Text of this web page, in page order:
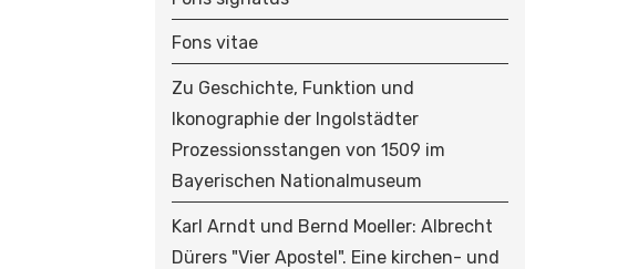
Fons vitae
Zu Geschichte, Funktion und
Ikonographie der Ingolstädter
Prozessionsstangen von 1509 im
Bayerischen Nationalmuseum
Karl Arndt und Bernd Moeller: Albrecht
Dürers "Vier Apostel". Eine kirchen- und